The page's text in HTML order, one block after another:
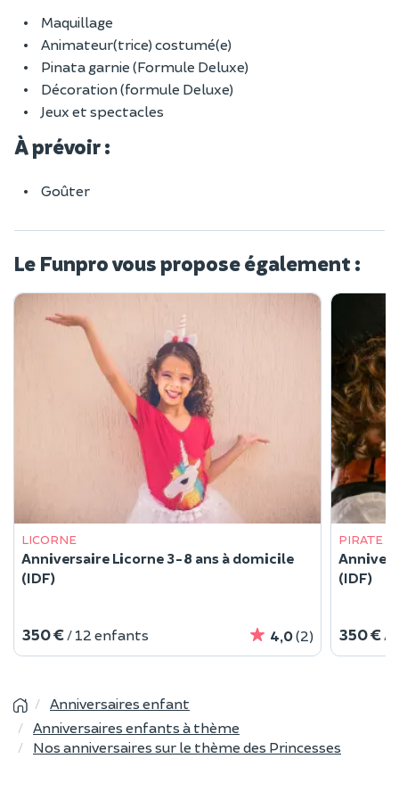
Maquillage
Animateur(trice) costumé(e)
Pinata garnie (Formule Deluxe)
Décoration (formule Deluxe)
Jeux et spectacles
À prévoir :
Goûter
Le Funpro vous propose également :
LICORNE
Anniversaire Licorne 3-8 ans à domicile
(IDF)
350 € / 12 enfants 4,0(2)
PIRATE
(IDF)
350 € /
Anniversaires enfant
Anniversaires enfants à thème
Nos anniversaires sur le thème des Princesses